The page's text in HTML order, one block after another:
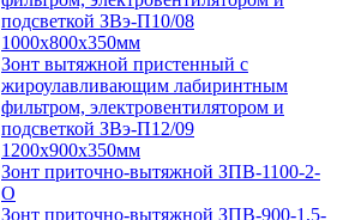
подсветкой ЗВэ-П10/08
1000х800х350мм
Зонт вытяжной пристенный с
жироулавливающим лабиринтным
фильтром, электровентилятором и
подсветкой ЗВэ-П12/09
1200х900х350мм
Зонт приточно-вытяжной ЗПВ-1100-2-
О
Зонт приточно-вытяжной ЗПВ-900-1,5-